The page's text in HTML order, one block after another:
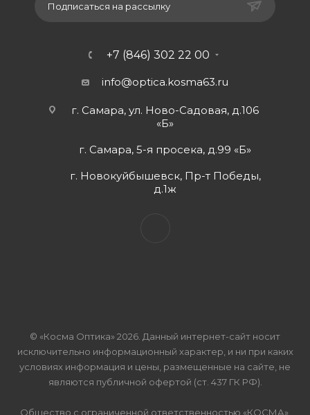
Подписаться на рассылку
+7 (846) 302 22 00
info@optica.kosma63.ru
г. Самара, ул. Ново-Садовая, д.106
«Б»
г. Самара, 5-я просека, д.99 «Б»
г. Новокуйбышевск, Пр-т Победы,
д.1ж
© «Косма Оптика» 2026. Данный интернет-сайт носит
исключительно информационный характер, и ни при каких
условиях информация и цены, размещенные на сайте, не
являются публичной офертой (ст. 437 ГК РФ).
Общество с ограниченной ответственностью «КОСМА»,